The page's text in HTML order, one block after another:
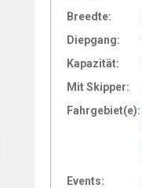
Breedte:
Diepgang:
Kapazität:
Mit Skipper:
Fahrgebiet(e):
Events: